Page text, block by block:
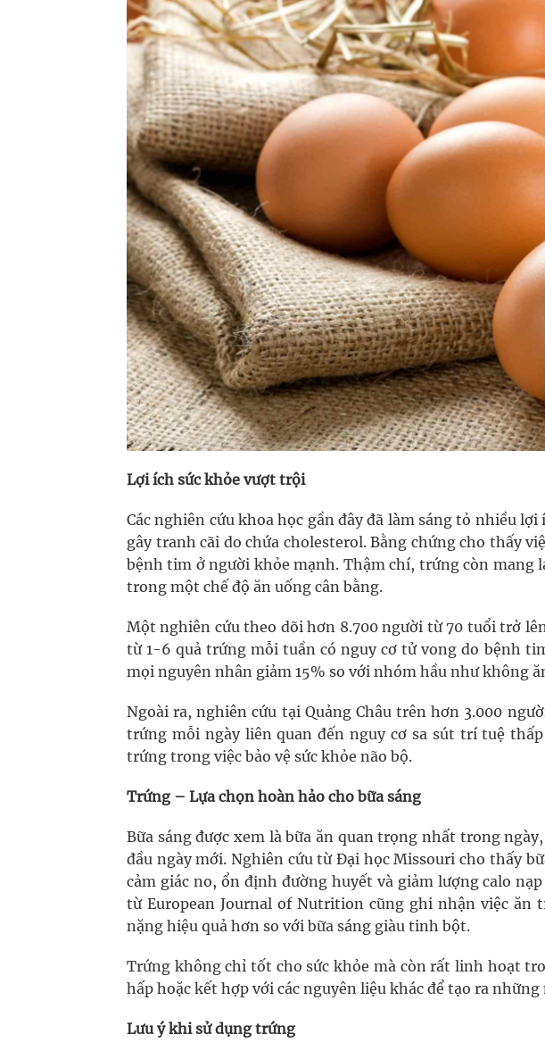
Lợi ích sức khỏe vượt trội
Các nghiên cứu khoa học gần đây đã làm sáng tỏ nhiều
gây tranh cãi do chứa cholesterol. Bằng chứng cho thấy
bệnh tim ở người khỏe mạnh. Thậm chí, trứng còn mang
trong một chế độ ăn uống cân bằng.
Một nghiên cứu theo dõi hơn 8.700 người từ 70 tuổi trở
từ 1-6 quả trứng mỗi tuần có nguy cơ tử vong do bệnh
mọi nguyên nhân giảm 15% so với nhóm hầu như không
Ngoài ra, nghiên cứu tại Quảng Châu trên hơn 3.000
trứng mỗi ngày liên quan đến nguy cơ sa sút trí tuệ
trứng trong việc bảo vệ sức khỏe não bộ.
Trứng – Lựa chọn hoàn hảo cho bữa sáng
Bữa sáng được xem là bữa ăn quan trọng nhất trong
đầu ngày mới. Nghiên cứu từ Đại học Missouri cho thấy
cảm giác no, ổn định đường huyết và giảm lượng calo
từ European Journal of Nutrition cũng ghi nhận việc ăn
nặng hiệu quả hơn so với bữa sáng giàu tinh bột.
Trứng không chỉ tốt cho sức khỏe mà còn rất linh hoạt
hấp hoặc kết hợp với các nguyên liệu khác để tạo ra
Lưu ý khi sử dụng trứng